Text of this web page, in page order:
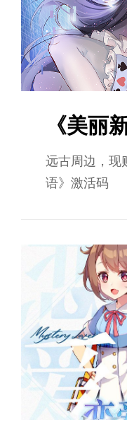
《美丽
远古周边，现
语》激活码